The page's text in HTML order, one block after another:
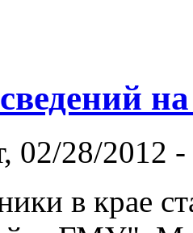
02/28/2012
в крае